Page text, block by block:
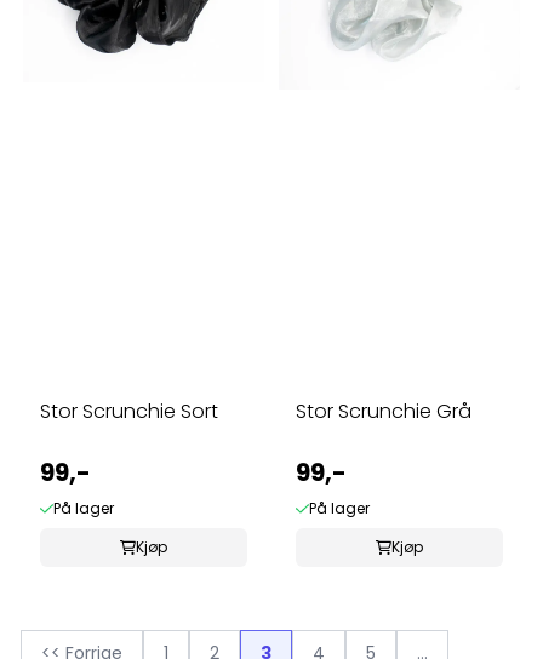
Stor Scrunchie Sort
99,-
På lager
Kjøp
Stor Scrunchie Grå
99,-
På lager
Kjøp
<< Forrige 1 2 3 4 5
...